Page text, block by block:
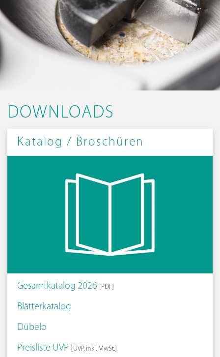
DOWNLOADS
Katalog / Broschüren
Gesamtkatalog 2026 [PDF]
Blätterkatalog
Dübelo
Preisliste UVP UVP, inkl. MwSt.]